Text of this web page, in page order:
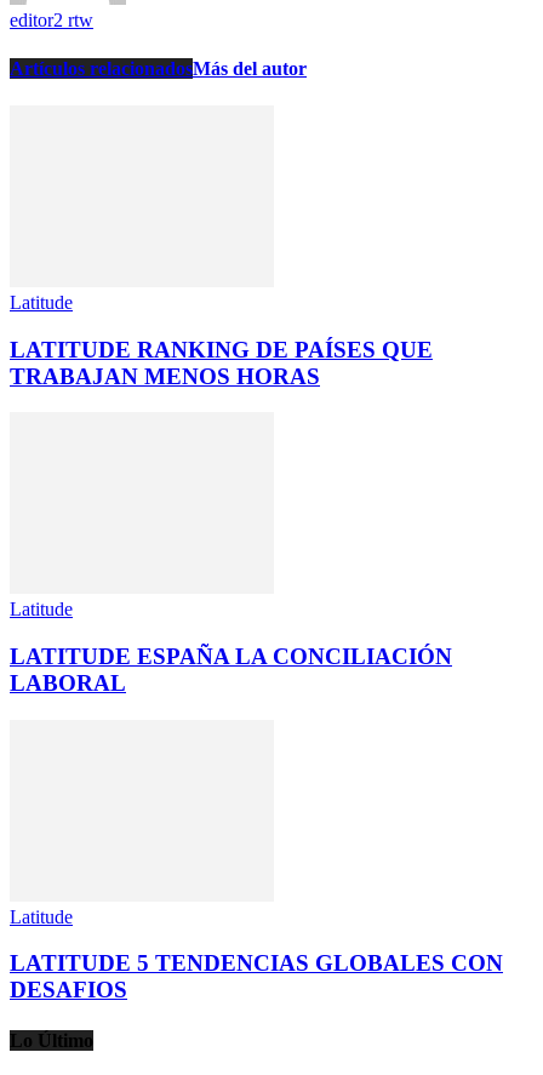
editor2 rtw
Artículos relacionadosMás del autor
Latitude
LATITUDE RANKING DE PAÍSES QUE
TRABAJAN MENOS HORAS
Latitude
LATITUDE ESPAÑA LA CONCILIACIÓN
LABORAL
Latitude
LATITUDE 5 TENDENCIAS GLOBALES CON
DESAFIOS
Lo Último